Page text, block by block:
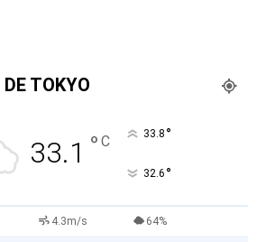
TOKYO
33.1 ° C 33.8 °
32.6 °
4.3m/s 64%